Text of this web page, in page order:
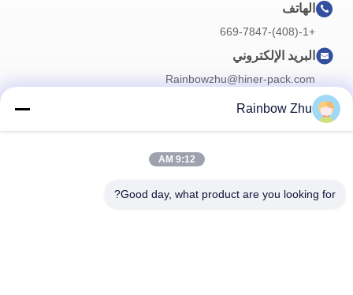
الهاتف
+1-(408)-669-7847
البريد الإلكتروني
Rainbowzhu@hiner-pack.com
اشترك في نشرتنا الإخبارية للحصول على خصومات وأكثر.
Rainbow Zhu
9:12 AM
Good day, what product are you looking for?